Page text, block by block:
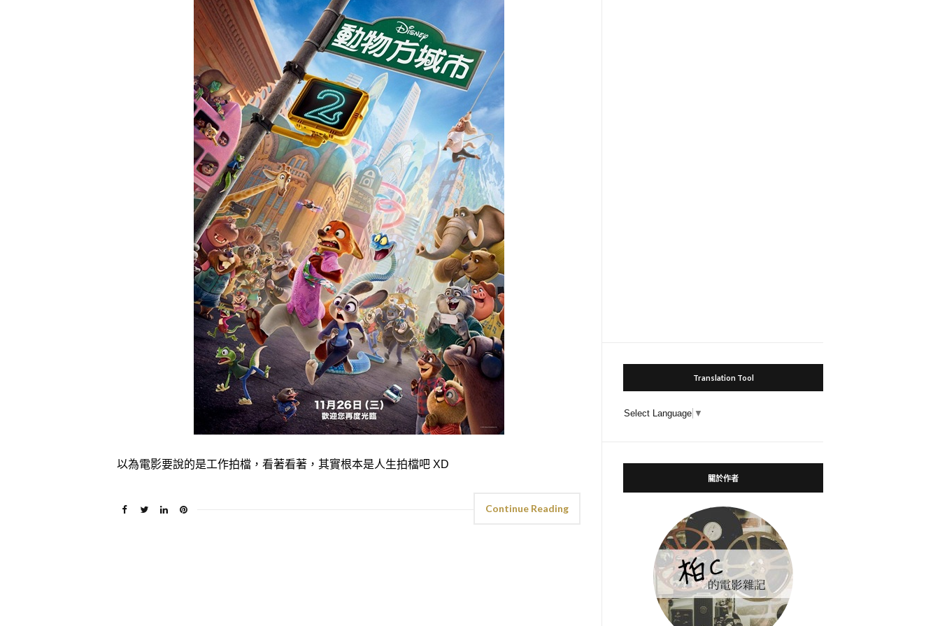
以為電影要說的是工作拍檔，看著看著，其實根本是人生拍檔吧 XD
Continue Reading
Translation Tool
Select Language ▼
關於作者